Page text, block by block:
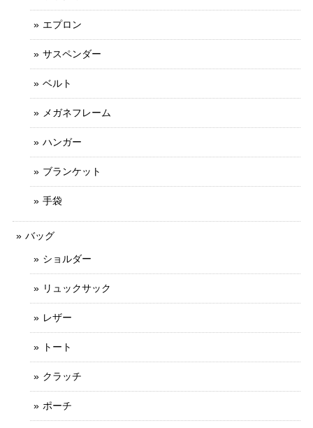
エプロン
サスペンダー
ベルト
メガネフレーム
ハンガー
ブランケット
手袋
バッグ
ショルダー
リュックサック
レザー
トート
クラッチ
ポーチ